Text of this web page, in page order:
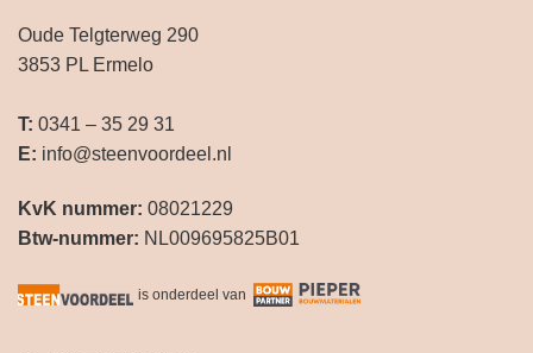
Oude Telgterweg 290
3853 PL Ermelo
T: 0341 – 35 29 31
E: info@steenvoordeel.nl
KvK nummer: 08021229
Btw-nummer: NL009695825B01
is onderdeel van